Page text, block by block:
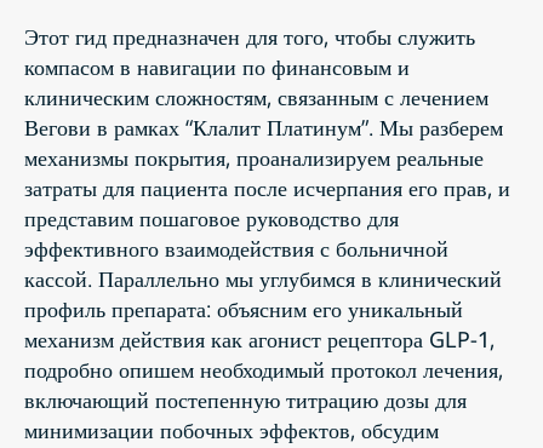
Этот гид предназначен для того, чтобы служить
компасом в навигации по финансовым и
клиническим сложностям, связанным с лечением
Вегови в рамках “Клалит Платинум”. Мы разберем
механизмы покрытия, проанализируем реальные
затраты для пациента после исчерпания его прав, и
представим пошаговое руководство для
эффективного взаимодействия с больничной
кассой. Параллельно мы углубимся в клинический
профиль препарата: объясним его уникальный
механизм действия как агонист рецептора GLP-1,
подробно опишем необходимый протокол лечения,
включающий постепенную титрацию дозы для
минимизации побочных эффектов, обсудим